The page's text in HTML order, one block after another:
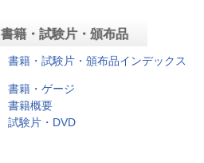
書籍・試験片・頒布品
書籍・試験片・頒布品インデックス
書籍・ゲージ
書籍概要
試験片・DVD